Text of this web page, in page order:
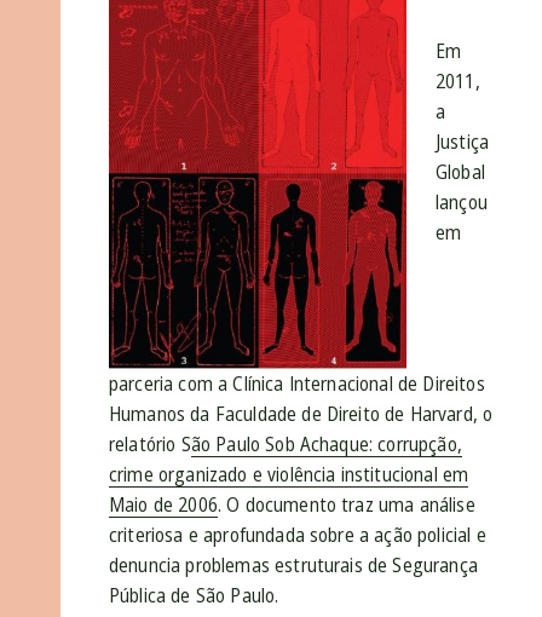
Em
2011,
a
Justiça
Global
lançou
em
parceria com a Clínica Internacional de Direitos
Humanos da Faculdade de Direito de Harvard, o
relatório São Paulo Sob Achaque: corrupção,
crime organizado e violência institucional em
Maio de 2006. O documento traz uma análise
criteriosa e aprofundada sobre a ação policial e
denuncia problemas estruturais de Segurança
Pública de São Paulo.